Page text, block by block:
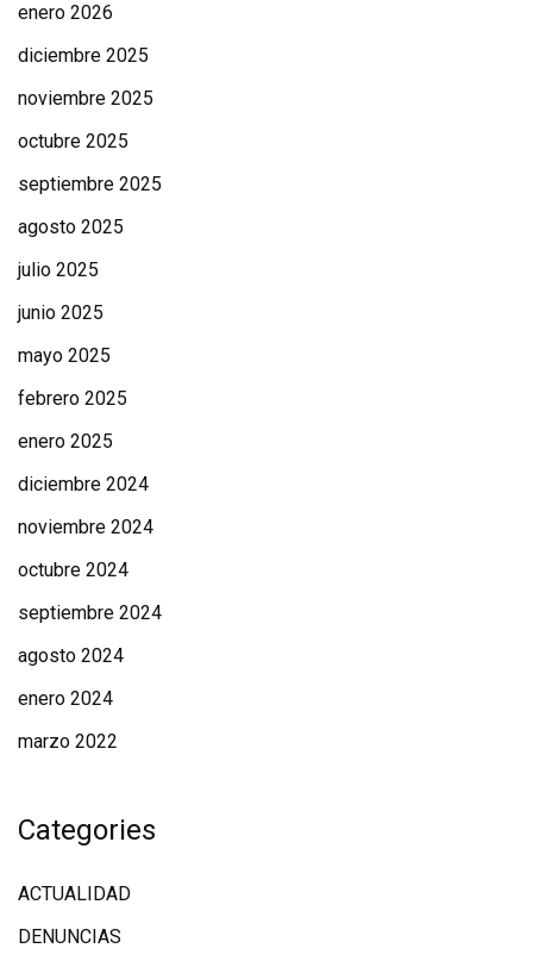
enero 2026
diciembre 2025
noviembre 2025
octubre 2025
septiembre 2025
agosto 2025
julio 2025
junio 2025
mayo 2025
febrero 2025
enero 2025
diciembre 2024
noviembre 2024
octubre 2024
septiembre 2024
agosto 2024
enero 2024
marzo 2022
Categories
ACTUALIDAD
DENUNCIAS